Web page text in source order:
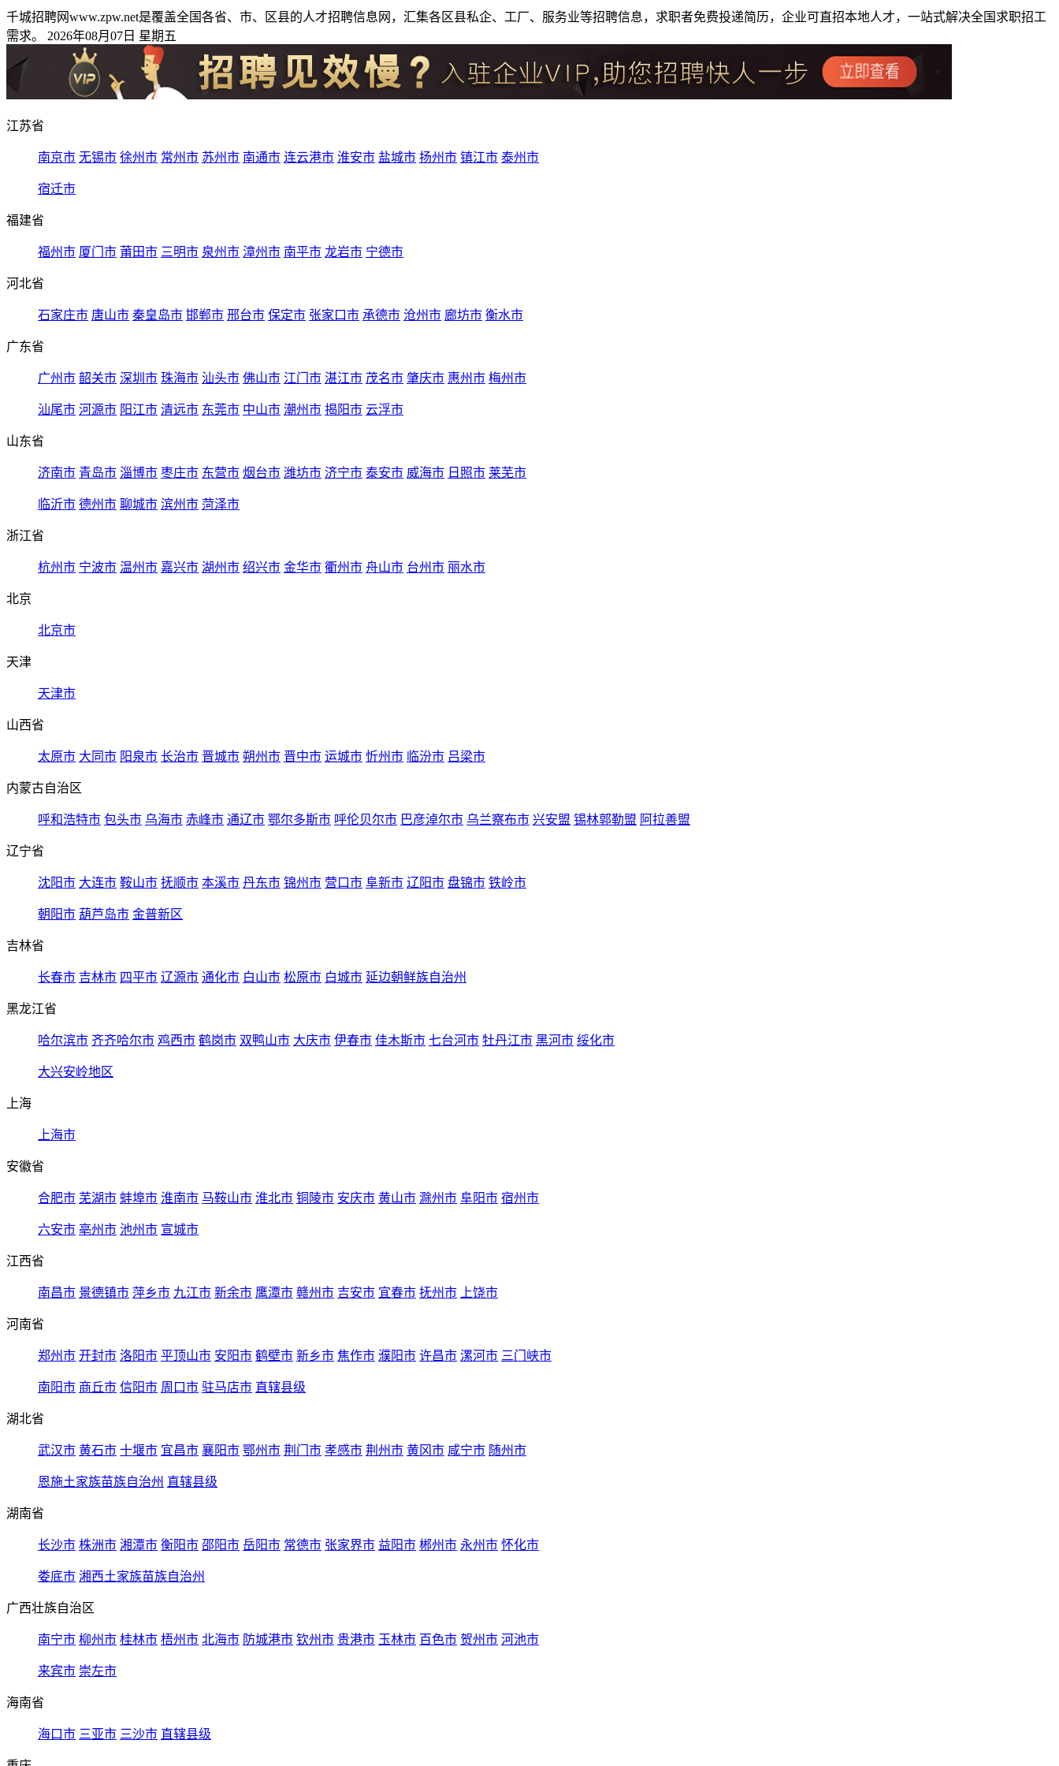
千城招聘网www.zpw.net是覆盖全国各省、市、区县的人才招聘信息网，汇集各区县私企、工厂、服务业等招聘信息，求职者免费投递简历，企业可直招本地人才，一站式解决全国求职招工
需求。 2026年08月07日 星期五
江苏省
南京市 无锡市 徐州市 常州市 苏州市 南通市 连云港市 淮安市 盐城市 扬州市 镇江市 泰州市
宿迁市
福建省
福州市 厦门市 莆田市 三明市 泉州市 漳州市 南平市 龙岩市 宁德市
河北省
石家庄市 唐山市 秦皇岛市 邯郸市 邢台市 保定市 张家口市 承德市 沧州市 廊坊市 衡水市
广东省
广州市 韶关市 深圳市 珠海市 汕头市 佛山市 江门市 湛江市 茂名市 肇庆市 惠州市 梅州市
汕尾市 河源市 阳江市 清远市 东莞市 中山市 潮州市 揭阳市 云浮市
山东省
济南市 青岛市 淄博市 枣庄市 东营市 烟台市 潍坊市 济宁市 泰安市 威海市 日照市 莱芜市
临沂市 德州市 聊城市 滨州市 菏泽市
浙江省
杭州市 宁波市 温州市 嘉兴市 湖州市 绍兴市 金华市 衢州市 舟山市 台州市 丽水市
北京
北京市
天津
天津市
山西省
太原市 大同市 阳泉市 长治市 晋城市 朔州市 晋中市 运城市 忻州市 临汾市 吕梁市
内蒙古自治区
呼和浩特市 包头市 乌海市 赤峰市 通辽市 鄂尔多斯市 呼伦贝尔市 巴彦淖尔市 乌兰察布市 兴安盟 锡林郭勒盟 阿拉善盟
辽宁省
沈阳市 大连市 鞍山市 抚顺市 本溪市 丹东市 锦州市 营口市 阜新市 辽阳市 盘锦市 铁岭市
朝阳市 葫芦岛市 金普新区
吉林省
长春市 吉林市 四平市 辽源市 通化市 白山市 松原市 白城市 延边朝鲜族自治州
黑龙江省
哈尔滨市 齐齐哈尔市 鸡西市 鹤岗市 双鸭山市 大庆市 伊春市 佳木斯市 七台河市 牡丹江市 黑河市 绥化市
大兴安岭地区
上海
上海市
安徽省
合肥市 芜湖市 蚌埠市 淮南市 马鞍山市 淮北市 铜陵市 安庆市 黄山市 滁州市 阜阳市 宿州市
六安市 亳州市 池州市 宣城市
江西省
南昌市 景德镇市 萍乡市 九江市 新余市 鹰潭市 赣州市 吉安市 宜春市 抚州市 上饶市
河南省
郑州市 开封市 洛阳市 平顶山市 安阳市 鹤壁市 新乡市 焦作市 濮阳市 许昌市 漯河市 三门峡市
南阳市 商丘市 信阳市 周口市 驻马店市 直辖县级
湖北省
武汉市 黄石市 十堰市 宜昌市 襄阳市 鄂州市 荆门市 孝感市 荆州市 黄冈市 咸宁市 随州市
恩施土家族苗族自治州 直辖县级
湖南省
长沙市 株洲市 湘潭市 衡阳市 邵阳市 岳阳市 常德市 张家界市 益阳市 郴州市 永州市 怀化市
娄底市 湘西土家族苗族自治州
广西壮族自治区
南宁市 柳州市 桂林市 梧州市 北海市 防城港市 钦州市 贵港市 玉林市 百色市 贺州市 河池市
来宾市 崇左市
海南省
海口市 三亚市 三沙市 直辖县级